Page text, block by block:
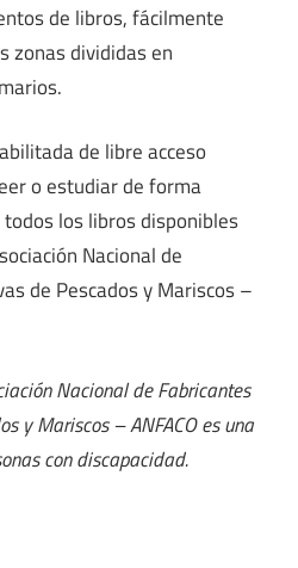
de libros, fácilmente
zonas divididas en
de libre acceso
o estudiar de forma
todos los libros disponibles
Nacional de
de Pescados y Mariscos –
Nacional de Fabricantes
y Mariscos – ANFACO es una
con discapacidad.